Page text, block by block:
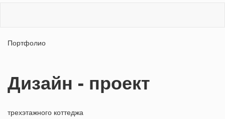
Портфолио
Дизайн - проект
трехэтажного коттеджа